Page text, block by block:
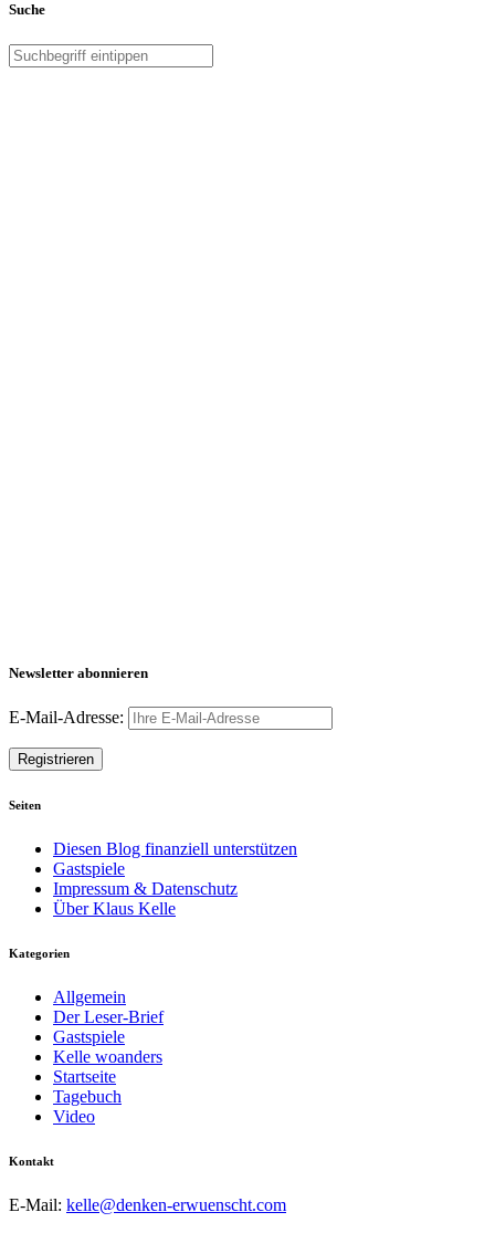
Suche
Newsletter abonnieren
E-Mail-Adresse:
Seiten
Diesen Blog finanziell unterstützen
Gastspiele
Impressum & Datenschutz
Über Klaus Kelle
Kategorien
Allgemein
Der Leser-Brief
Gastspiele
Kelle woanders
Startseite
Tagebuch
Video
Kontakt
E-Mail: kelle@denken-erwuenscht.com